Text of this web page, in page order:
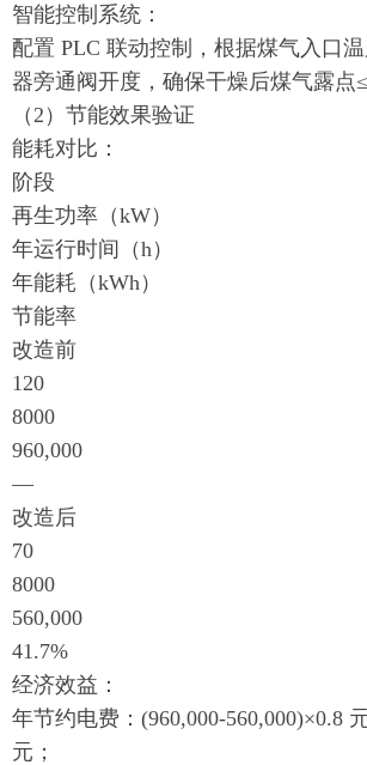
智能控制系统：
配置 PLC 联动控制，根据煤气入口
器旁通阀开度，确保干燥后煤气露点
（2）节能效果验证
能耗对比：
阶段
再生功率（kW）
年运行时间（h）
年能耗（kWh）
节能率
改造前
120
8000
960,000
—
改造后
70
8000
560,000
41.7%
经济效益：
年节约电费：(960,000-560,000)×0.8
元；